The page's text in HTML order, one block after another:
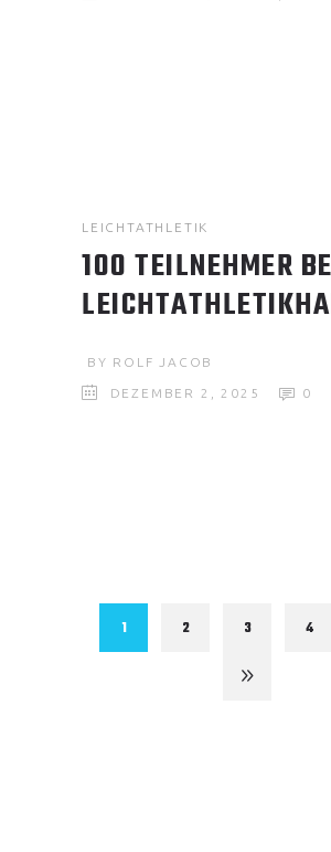
LEICHTATHLETIK
100 TEILNEHMER
BY ROLF JACOB
DEZEMBER 2, 2025 0
1 2 3 4